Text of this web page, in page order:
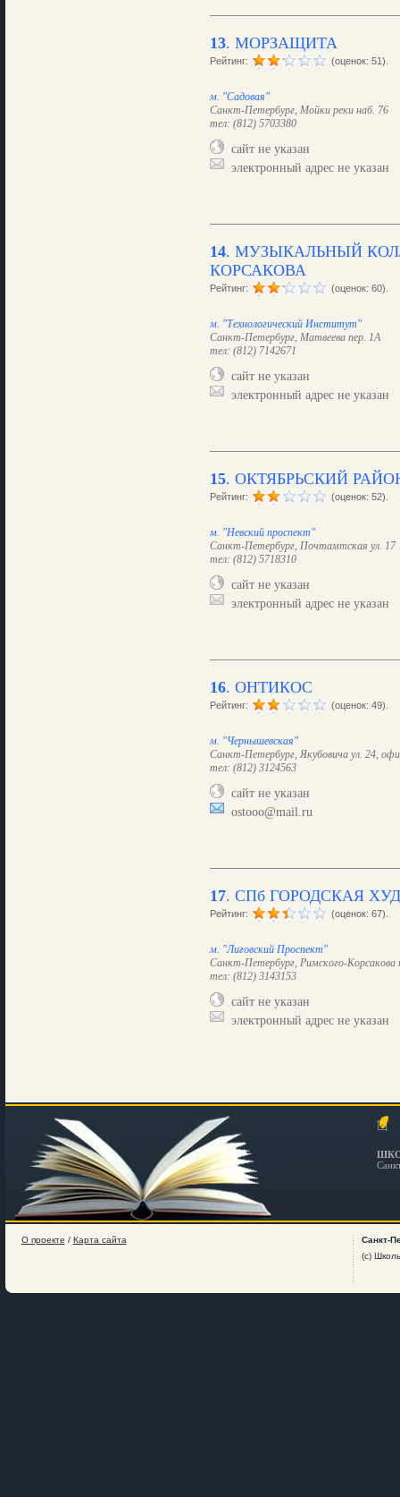
13. МОРЗАЩИТА
Рейтинг: (оценок: 51).
м. "Садовая"
Санкт-Петербург, Мойки реки наб. 76
тел: (812) 5703380
сайт не указан
электронный адрес не указан
14. МУЗЫКАЛЬНЫЙ
КОРСАКОВА
Рейтинг: (оценок: 60).
м. "Технологический Институт"
Санкт-Петербург, Матвеева пер. 1А
тел: (812) 7142671
сайт не указан
электронный адрес не указан
15. ОКТЯБРЬСКИЙ
Рейтинг: (оценок: 52).
м. "Невский проспект"
Санкт-Петербург, Почтамтская ул. 17
тел: (812) 5718310
сайт не указан
электронный адрес не указан
16. ОНТИКОС
Рейтинг: (оценок: 49).
м. "Чернышевская"
Санкт-Петербург, Якубовича ул. 24,
тел: (812) 3124563
сайт не указан
ostooo@mail.ru
17. СПб ГОРОДСКАЯ
Рейтинг: (оценок: 67).
м. "Лиговский Проспект"
Санкт-Петербург, Римского-Корсакова
тел: (812) 3143153
сайт не указан
электронный адрес не указан
О проекте / Карта сайта
Санкт-
(c)